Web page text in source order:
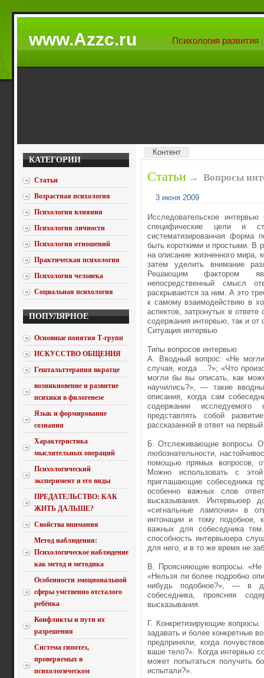
www.Azzc.ru Психология развития
КАТЕГОРИИ
Статьи
Возрастная психология
Психология влияния
Психология личности
Психология отношений
Практическая психология
Психология человека
Социальная психология
ПОПУЛЯРНОЕ
Основные понятия Т-групп
ИСКУССТВО ОБЩЕНИЯ
Гештальттерапия вкратце
возникновение и развитие
психики в филогенезе
Язык и формирование
сознания
Характеристика
мыслительных операций
Психологический
эксперимент и его виды
ПРЕДАТЕЛЬСТВО: КАК
ЖИТЬ ДАЛЬШЕ?
Свойства внимания
Метод наблюдения:
Психологическое наблюдение
как метод и методика
Особенности эмоциональной
сферы умственно отсталого
ребёнка
Конфликты и пути их
разрешения
Система гипотез,
проверяемых в
психологическом
Контент
Статьи → Вопросы
3 июня 2009
Исследовательское
специфические цели и
систематизированная форма
быть короткими и простыми. В
на описание жизненного мира,
затем уделить внимание
Решающим фактором
непосредственный смысл
раскрываются за ним. А это
к самому взаимодействию в
аспектов, затронутых в
содержания интервью, так и от
Ситуация интервью
Типы вопросов интервью
А. Вводный вопрос: «Не
случая, когда ...?»; «Что
могли бы вы описать, как
научились?», — такие
описания, когда сам
содержании
представлять собой
рассказанной в ответ на
Б. Отслеживающие вопросы.
любознательности,
помощью прямых вопросов,
Можно использовать с
приглашающие собеседника
особенно важных слов
высказывания. Интервьюер
«сигнальные лампочки» в
интонации и тому подобное,
важных для собеседника
способность интервьюера
для него, и в то же время не
В. Проясняющие вопросы. «Не
«Нельзя ли более подробно
нибудь подобное?», — в
собеседника, проясняя
высказывания.
Г. Конкретизирующие
задавать и более конкретные
предприняли, когда
ваше тело?». Когда интервью
может попытаться получить
испытали?».